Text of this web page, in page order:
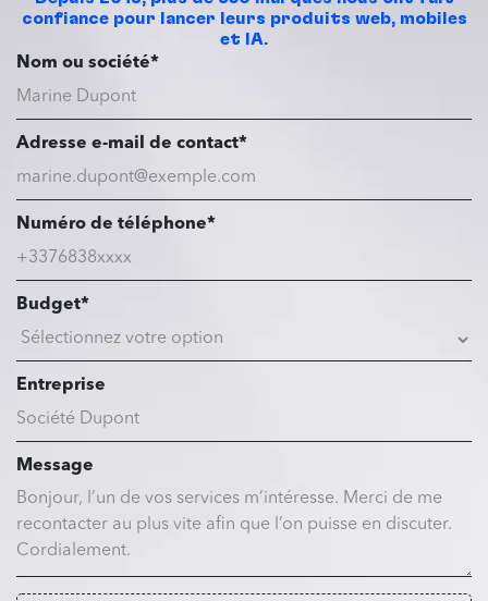
confiance pour lancer leurs produits web, mobiles
et IA.
Nom ou société*
Adresse e-mail de contact*
Numéro de téléphone*
Budget*
Entreprise
Message